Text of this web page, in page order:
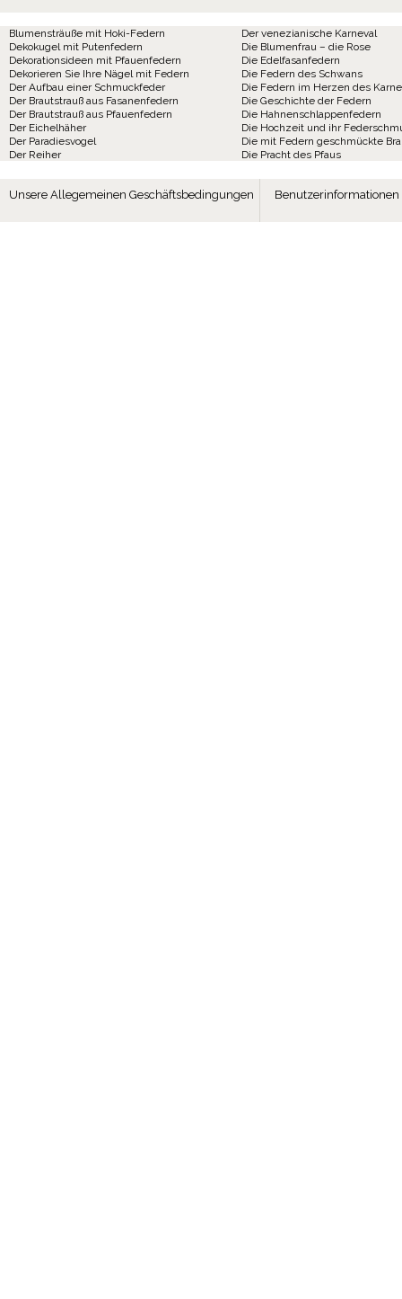
Blumensträuße mit Hoki-Federn
Dekokugel mit Putenfedern
Dekorationsideen mit Pfauenfedern
Dekorieren Sie Ihre Nägel mit Federn
Der Aufbau einer Schmuckfeder
Der Brautstrauß aus Fasanenfedern
Der Brautstrauß aus Pfauenfedern
Der Eichelhäher
Der Paradiesvogel
Der Reiher
Der venezianische Karneval
Die Blumenfrau – die Rose
Die Edelfasanfedern
Die Federn des Schwans
Die Federn im Herzen des
Die Geschichte der Federn
Die Hahnenschlappenfedern
Die Hochzeit und ihr
Die mit Federn geschmückte
Die Pracht des Pfaus
Unsere Allegemeinen Geschäftsbedingungen Benutzerinformationen